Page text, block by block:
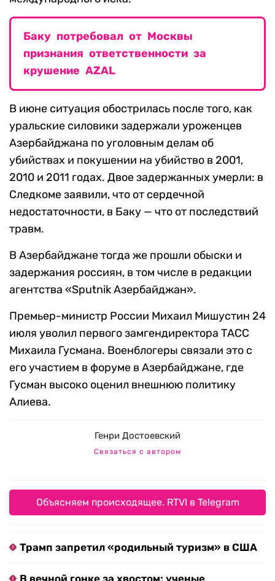
Баку потребовал от Москвы
признания ответственности за
крушение AZAL
В июне ситуация обострилась после того, как
уральские силовики задержали уроженцев
Азербайджана по уголовным делам об
убийствах и покушении на убийство в 2001,
2010 и 2011 годах. Двое задержанных умерли: в
Следкоме заявили, что от сердечной
недостаточности, в Баку — что от последствий
травм.
В Азербайджане тогда же прошли обыски и
задержания россиян, в том числе в редакции
агентства «Sputnik Азербайджан».
Премьер-министр России Михаил Мишустин 24
июля уволил первого замгендиректора ТАСС
Михаила Гусмана. Военблогеры связали это с
его участием в форуме в Азербайджане, где
Гусман высоко оценил внешнюю политику
Алиева.
Генри Достоевский
Связаться с автором
Объясняем происходящее. RTVI в Telegram
Трамп запретил «родильный туризм» в США